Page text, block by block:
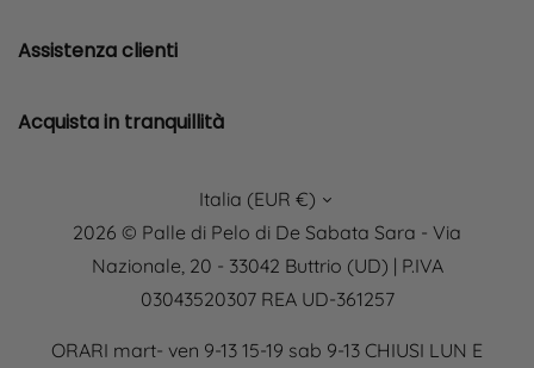
Assistenza clienti
Acquista in tranquillità
Italia (EUR €)
2026 © Palle di Pelo di De Sabata Sara - Via
Nazionale, 20 - 33042 Buttrio (UD) | P.IVA
03043520307 REA UD-361257
ORARI mart- ven 9-13 15-19 sab 9-13 CHIUSI LUN E